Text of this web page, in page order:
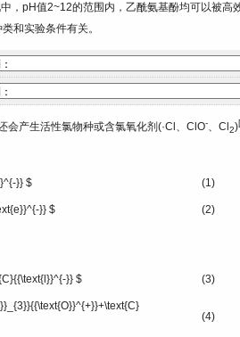
，pH值2~12的范围内，乙酰氨基酚均可以被高
和实验条件有关。
会产生活性氯物种或含氯氧化剂(·Cl、ClO-、Cl 2)[
}} $ (1)
}} $ (2)
}} $ (3)
(4)